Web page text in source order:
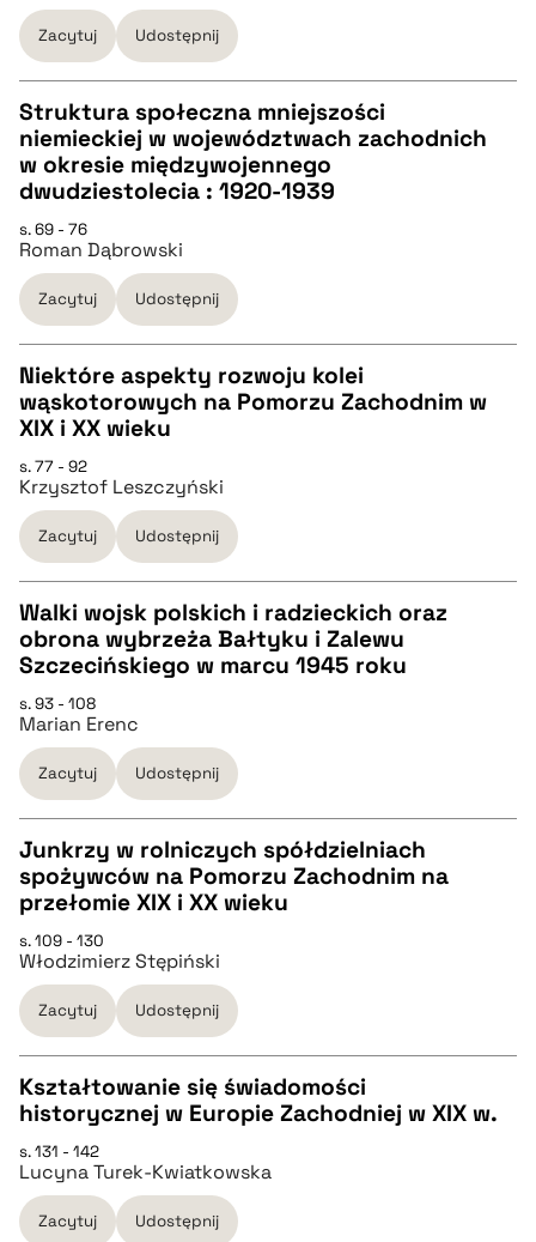
pobierz cytat
BIBTEX
pobierz cytat
Zacytuj Udostępnij
CZYSTY TEKST
pobierz cytat
BIBTEX
pobierz cytat
Struktura społeczna mniejszości
niemieckiej w województwach zachodnich
w okresie międzywojennego
dwudziestolecia : 1920-1939
s. 69 - 76
Roman Dąbrowski
Zacytuj Udostępnij
CZYSTY TEKST
pobierz cytat
BIBTEX
pobierz cytat
Niektóre aspekty rozwoju kolei
wąskotorowych na Pomorzu Zachodnim w
XIX i XX wieku
s. 77 - 92
Krzysztof Leszczyński
Zacytuj Udostępnij
CZYSTY TEKST
pobierz cytat
BIBTEX
pobierz cytat
Walki wojsk polskich i radzieckich oraz
obrona wybrzeża Bałtyku i Zalewu
Szczecińskiego w marcu 1945 roku
s. 93 - 108
Marian Erenc
Zacytuj Udostępnij
CZYSTY TEKST
pobierz cytat
BIBTEX
pobierz cytat
Junkrzy w rolniczych spółdzielniach
spożywców na Pomorzu Zachodnim na
przełomie XIX i XX wieku
s. 109 - 130
Włodzimierz Stępiński
Zacytuj Udostępnij
CZYSTY TEKST
pobierz cytat
Kształtowanie się świadomości
historycznej w Europie Zachodniej w XIX w.
s. 131 - 142
Lucyna Turek-Kwiatkowska
Zacytuj Udostępnij